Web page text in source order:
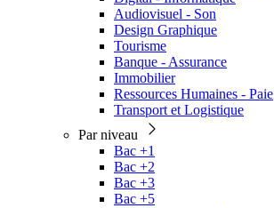
Audiovisuel - Son
Design Graphique
Tourisme
Banque - Assurance
Immobilier
Ressources Humaines - Paie
Transport et Logistique
Par niveau
Bac +1
Bac +2
Bac +3
Bac +5